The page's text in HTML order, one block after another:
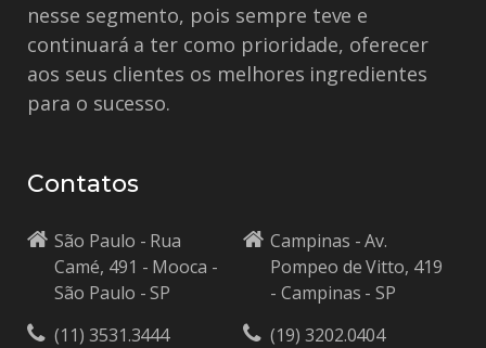
nesse segmento, pois sempre teve e
continuará a ter como prioridade, oferecer
aos seus clientes os melhores ingredientes
para o sucesso.
Contatos
São Paulo - Rua
Camé, 491 - Mooca -
São Paulo - SP
(11) 3531.3444
Campinas - Av.
Pompeo de Vitto, 419
- Campinas - SP
(19) 3202.0404